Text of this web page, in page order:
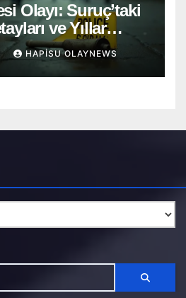
Olayı: Suruç’taki
ve Yıllar
HAPISU OLAYNEWS